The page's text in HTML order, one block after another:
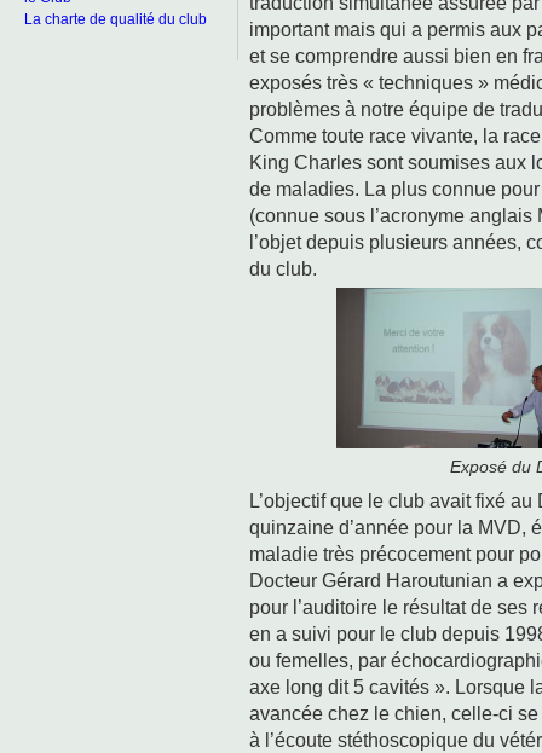
La charte de qualité du club
important mais qui a permis aux
et se comprendre aussi bien en
exposés très « techniques »
problèmes à notre équipe de
Comme toute race vivante, la
King Charles sont soumises aux
de maladies. La plus connue
(connue sous l’acronyme
l’objet depuis plusieurs années,
du club.
Exposé du
L’objectif que le club avait fixé
quinzaine d’année pour la MVD,
maladie très précocement pour
Docteur Gérard Haroutunian a
pour l’auditoire le résultat de ses
en a suivi pour le club depuis
ou femelles, par
axe long dit 5 cavités ». Lorsque
avancée chez le chien, celle-ci
à l’écoute stéthoscopique du